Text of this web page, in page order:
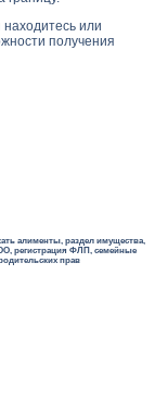
или
получения
алименты, раздел имущества,
регистрация ФЛП, семейные
прав